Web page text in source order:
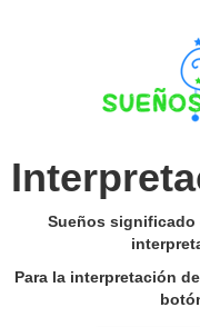
Sueños
Para la interpretación